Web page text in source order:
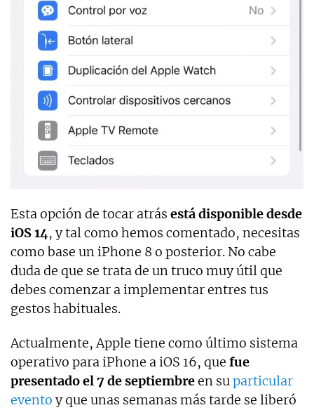
Esta opción de tocar atrás está disponible desde
iOS 14, y tal como hemos comentado, necesitas
como base un iPhone 8 o posterior. No cabe
duda de que se trata de un truco muy útil que
debes comenzar a implementar entres tus
gestos habituales.
Actualmente, Apple tiene como último sistema
operativo para iPhone a iOS 16, que fue
presentado el 7 de septiembreen suparticular
evento y que unas semanas más tarde se liberó